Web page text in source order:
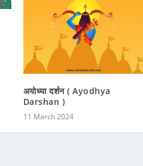
अयोध्या दर्शन ( Ayodhya
Darshan )
11 March 2024